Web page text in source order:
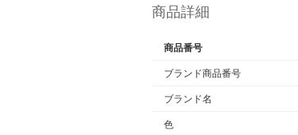
商品詳細
商品番号
ブランド商品番号
ブランド名
色